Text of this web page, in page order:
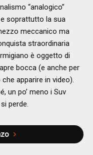
“analogico”
soprattutto la sua
meccanico ma
straordinaria
è oggetto di
bocca (e anche per
apparire in video).
un po’ meno i Suv
perde.